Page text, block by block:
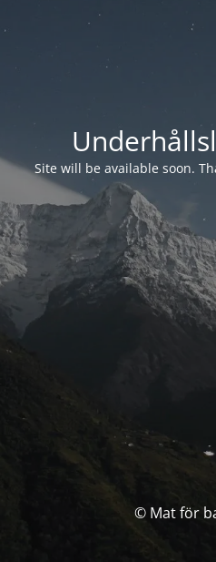
Site will be available soon.
© Mat för